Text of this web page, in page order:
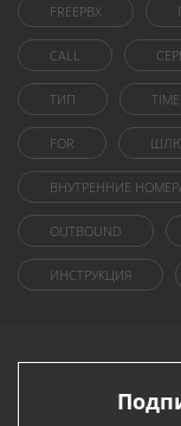
FREEPBX
CALL
ТИП TIME
FOR
ВНУТРЕННИЕ
OUTBOUND
ИНСТРУКЦИЯ